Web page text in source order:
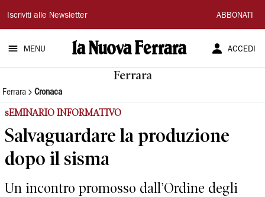
La
Nuova
Ferrara
Iscriviti alle Newsletter ABBONATI
MENU ACCEDI
Ferrara
Ferrara Cronaca
sEMINARIO INFORMATIVO
Salvaguardare la produzione
dopo il sisma
Un incontro promosso dall’Ordine degli